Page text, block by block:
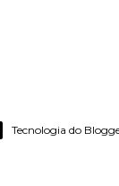
Tecnologia do